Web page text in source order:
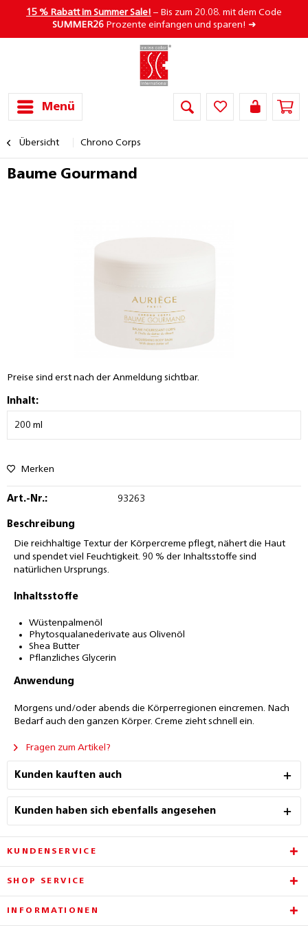
15 % Rabatt im Summer Sale! – Bis zum 20.08. mit dem Code
SUMMER26Prozente einfangen und sparen! ➜
Menü
Übersicht Chrono Corps
Baume Gourmand
Preise sind erst nach der Anmeldung sichtbar.
Inhalt:
Merken
Art.-Nr.: 93263
Beschreibung
Die reichhaltige Textur der Körpercreme pflegt, nähert die Haut
und spendet viel Feuchtigkeit. 90 % der Inhaltsstoffe sind
natürlichen Ursprungs.
Inhaltsstoffe
Wüstenpalmenöl
Phytosqualanederivate aus Olivenöl
Shea Butter
Pflanzliches Glycerin
Anwendung
Morgens und/oder abends die Körperregionen eincremen. Nach
Bedarf auch den ganzen Körper. Creme zieht schnell ein.
Fragen zum Artikel?
Kunden kauften auch
Kunden haben sich ebenfalls angesehen
KUNDENSERVICE
SHOP SERVICE
INFORMATIONEN